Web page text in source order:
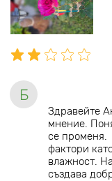
Б
Здравейте
мнение.
се променя.
фактори
влажност.
създава